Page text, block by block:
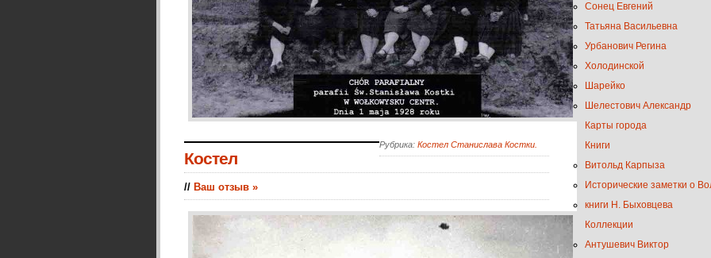
Рубрика: Костел Станислава Костки.
Костел
// Ваш отзыв »
Сонец Евгений
Татьяна Васильевна
Урбанович Регина
Холодинской
Шарейко
Шелестович Александр
Карты города
Книги
Витольд Карпыза
Исторические заметки о
книги Н. Быховцева
Коллекции
Антушевич Виктор